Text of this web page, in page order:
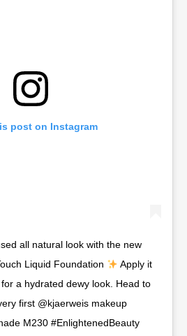
post on Instagram
all natural look with the new
Liquid Foundation
Apply it
a hydrated dewy look. Head to
first @kjaerweis makeup
M230 #EnlightenedBeauty